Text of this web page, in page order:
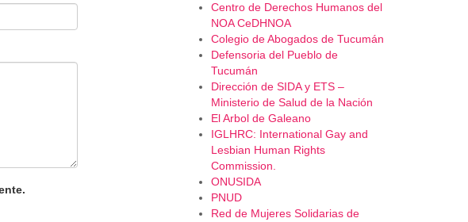
Centro de Derechos Humanos del
NOA CeDHNOA
Colegio de Abogados de Tucumán
Defensoria del Pueblo de
Tucumán
Dirección de SIDA y ETS –
Ministerio de Salud de la Nación
El Arbol de Galeano
IGLHRC: International Gay and
Lesbian Human Rights
Commission.
ONUSIDA
PNUD
Red de Mujeres Solidarias de